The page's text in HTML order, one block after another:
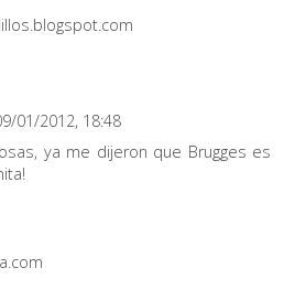
01/2012, 18:48
ya me dijeron que Brugges es